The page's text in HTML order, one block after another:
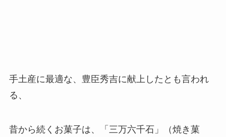
手土産に最適な、豊臣秀吉に献上したとも言われ
る、
昔から続くお菓子は、「三万六千石」（焼き菓